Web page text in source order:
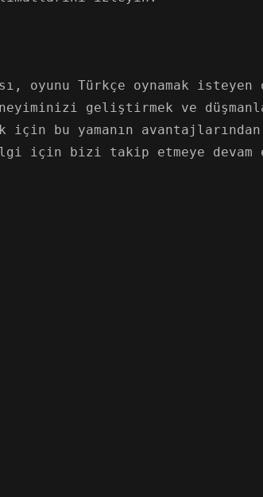
oyunu Türkçe oynamak
geliştirmek ve
bu yamanın avantajlarından
için bizi takip etmeye devam